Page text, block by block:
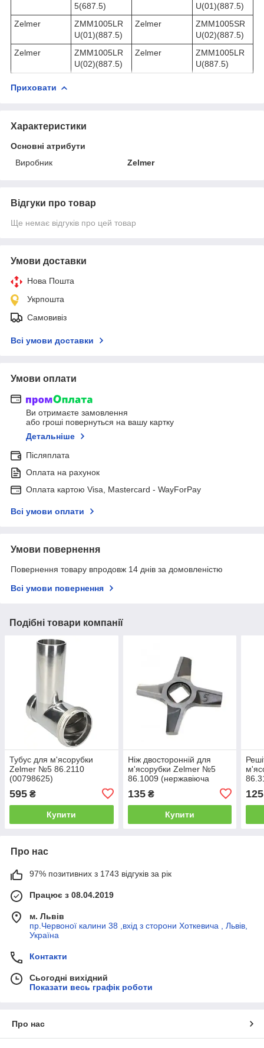
5(687.5)
U(01)(887.5)
Zelmer
ZMM1005LR
U(01)(887.5)
Zelmer
ZMM1005SR
U(02)(887.5)
Zelmer
ZMM1005LR
U(02)(887.5)
Zelmer
ZMM1005LR
U(887.5)
Приховати
Характеристики
Основні атрибути
Виробник
Zelmer
Відгуки про товар
Ще немає відгуків про цей товар
Умови доставки
Нова Пошта
Укрпошта
Самовивіз
Всі умови доставки
Умови оплати
Ви отримаєте замовлення
або гроші повернуться на вашу картку
Детальніше
Післяплата
Оплата на рахунок
Оплата картою Visa, Mastercard - WayForPay
Всі умови оплати
Умови повернення
Повернення товару впродовж 14 днів за домовленістю
Всі умови повернення
Подібні товари компанії
Тубус для м'ясорубки
Zelmer №5 86.2110
(00798625)
595 ₴
Купити
Ніж двосторонній для
м'ясорубки Zelmer №5
86.1009 (нержавіюча
135₴
Купити
125
Про нас
97% позитивних з 1743 відгуків за рік
Працює з 08.04.2019
м. Львів
пр.Червоної калини 38 ,вхід з сторони Хоткевича , Львів,
Україна
Контакти
Сьогодні вихідний
Показати весь графік роботи
Про нас